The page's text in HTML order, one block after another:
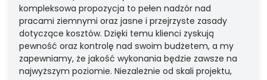
kompleksowa propozycja to pełen nadzór nad
pracami ziemnymi oraz jasne i przejrzyste zasady
dotyczące kosztów. Dzięki temu klienci zyskują
pewność oraz kontrolę nad swoim budżetem, a my
zapewniamy, że jakość wykonania będzie zawsze na
najwyższym poziomie. Niezależnie od skali projektu,